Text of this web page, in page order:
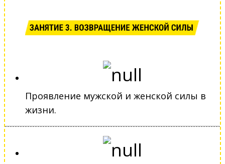
Проявление мужской и женской силы в
жизни.